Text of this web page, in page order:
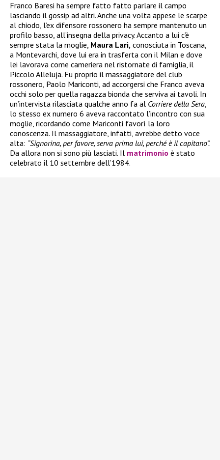
Franco Baresi ha sempre fatto fatto parlare il campo
lasciando il gossip ad altri. Anche una volta appese le scarpe
al chiodo, l’ex difensore rossonero ha sempre mantenuto un
profilo basso, all’insegna della privacy. Accanto a lui c’è
sempre stata la moglie, Maura Lari, conosciuta in Toscana,
a Montevarchi, dove lui era in trasferta con il Milan e dove
lei lavorava come cameriera nel ristornate di famiglia, il
Piccolo Alleluja. Fu proprio il massaggiatore del club
rossonero, Paolo Mariconti, ad accorgersi che Franco aveva
occhi solo per quella ragazza bionda che serviva ai tavoli. In
un’intervista rilasciata qualche anno fa al Corriere della Sera,
lo stesso ex numero 6 aveva raccontato l’incontro con sua
moglie, ricordando come Mariconti favorì la loro
conoscenza. Il massaggiatore, infatti, avrebbe detto voce
alta: “Signorina, per favore, serva prima lui, perché è il capitano”.
Da allora non si sono più lasciati. Il matrimonio è stato
celebrato il 10 settembre dell’1984.